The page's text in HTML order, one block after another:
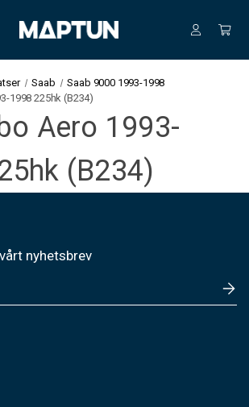
Saab
Saab 9000 1993-1998
1998 225hk (B234)
Aero 1993-
(B234)
nyhetsbrev